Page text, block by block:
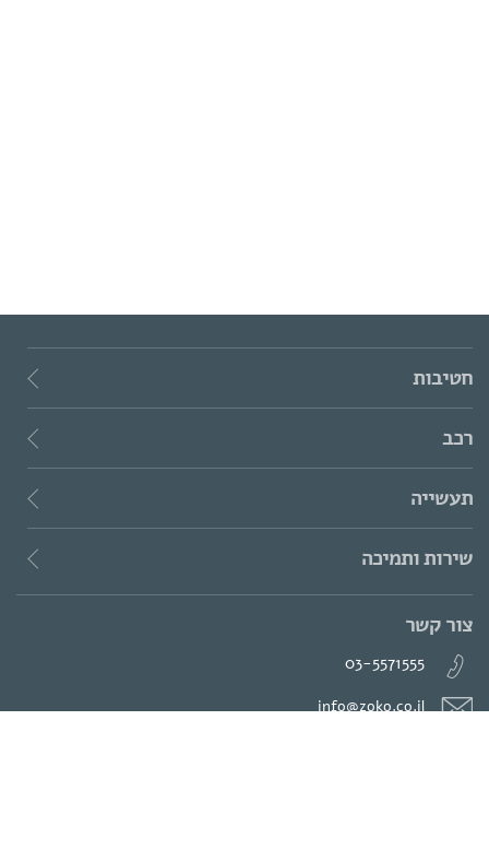
חטיבות
רכב
תעשייה
שירות ותמיכה
צור קשר
03-5571555
info@zoko.co.il